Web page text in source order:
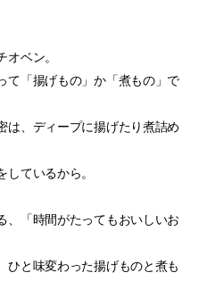
ベン。
て「揚げもの」か「煮もの」で
は、ディープに揚げたり煮詰め
ているから。
、「時間がたってもおいしいお
ひと味変わった揚げものと煮も